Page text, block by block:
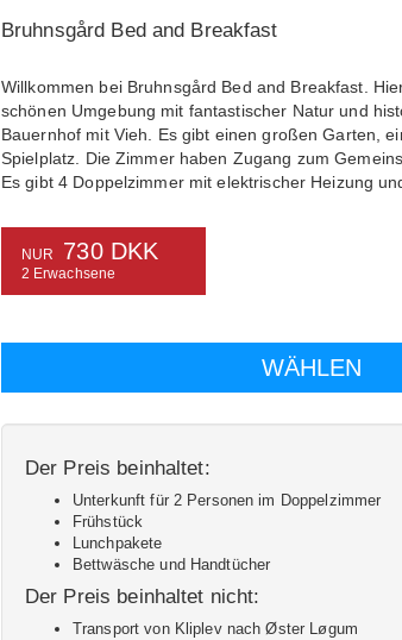
Bruhnsgård Bed and Breakfast
Willkommen bei Bruhnsgård Bed and Breakfast.
schönen Umgebung mit fantastischer Natur und
Bauernhof mit Vieh. Es gibt einen großen Garten,
Spielplatz. Die Zimmer haben Zugang zum
Es gibt 4 Doppelzimmer mit elektrischer Heizung
NUR 730 DKK
2 Erwachsene
Der Preis beinhaltet:
Unterkunft für 2 Personen im Doppelzimmer
Frühstück
Lunchpakete
Bettwäsche und Handtücher
Der Preis beinhaltet nicht:
Transport von Kliplev nach Øster Løgum